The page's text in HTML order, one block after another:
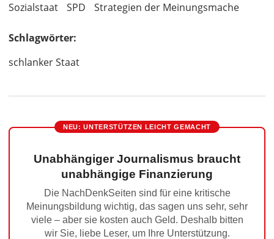
Sozialstaat
SPD Strategien der Meinungsmache
Schlagwörter:
schlanker Staat
NEU: UNTERSTÜTZEN LEICHT GEMACHT
Unabhängiger Journalismus braucht
unabhängige Finanzierung
Die NachDenkSeiten sind für eine kritische
Meinungsbildung wichtig, das sagen uns sehr, sehr
viele – aber sie kosten auch Geld. Deshalb bitten
wir Sie, liebe Leser, um Ihre Unterstützung.